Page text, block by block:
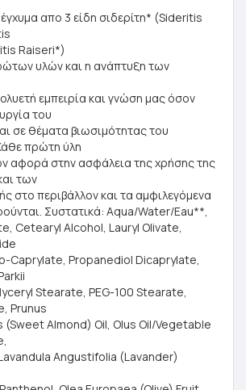
απο 3 είδη σιδερίτη* (Sideritis
Raiseri*)
υλών και η ανάπτυξη των
εμπειρία και γνώση μας όσον
του
σε θέματα βιωσιμότητας του
πρώτη ύλη
αφορά στην ασφάλεια της χρήσης της
των
στο περιβάλλον και τα αμφιλεγόμενα
Συστατικά: Aqua/Water/Eau**,
Cetearyl Alcohol, Lauryl Olivate,
Caprylate, Propanediol Dicaprylate,
Stearate, PEG-100 Stearate,
Prunus
(Sweet Almond) Oil, Olus Oil/Vegetable
Angustifolia (Lavander)